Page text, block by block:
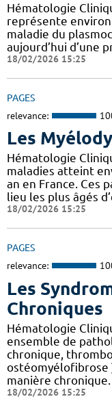
Hématologie
représente
maladie du
aujourd’hui d’une
18/02/2026 15:25
PAGES
relevance:
Les
Hématologie
maladies atteint
an en France. Ces
lieu les plus âgés
18/02/2026 15:25
PAGES
relevance:
Les
Chroniques
Hématologie
ensemble de
chronique,
ostéomyélofibrose
manière chronique.
18/02/2026 15:25